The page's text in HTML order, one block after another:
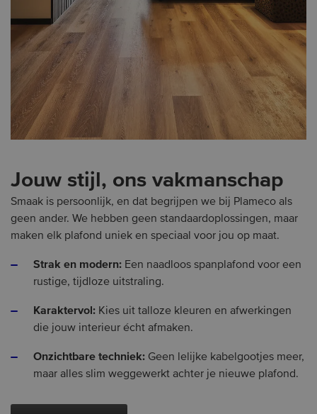
Jouw stijl, ons vakmanschap
Smaak is persoonlijk, en dat begrijpen we bij Plameco als
geen ander. We hebben geen standaardoplossingen, maar
maken elk plafond uniek en speciaal voor jou op maat.
Strak en modern: Een naadloos spanplafond voor een
rustige, tijdloze uitstraling.
Karaktervol: Kies uit talloze kleuren en afwerkingen
die jouw interieur écht afmaken.
Onzichtbare techniek: Geen lelijke kabelgootjes meer,
maar alles slim weggewerkt achter je nieuwe plafond.